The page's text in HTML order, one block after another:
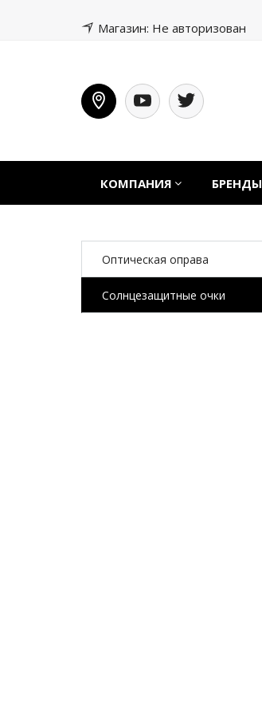
Магазин: Не авторизован
КОМПАНИЯ БРЕНДЫ
Оптическая оправа
Солнцезащитные очки